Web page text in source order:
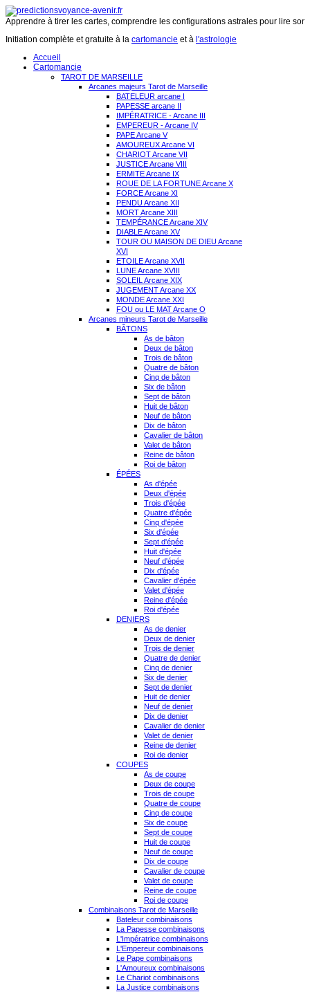
Apprendre à tirer les cartes, comprendre les configurations astrales pour lire
Initiation complète et gratuite à la cartomancie et à l'astrologie
Accueil
Cartomancie
TAROT DE MARSEILLE
Arcanes majeurs Tarot de Marseille
BATELEUR arcane I
PAPESSE arcane II
IMPÉRATRICE - Arcane III
EMPEREUR - Arcane IV
PAPE Arcane V
AMOUREUX Arcane VI
CHARIOT Arcane VII
JUSTICE Arcane VIII
ERMITE Arcane IX
ROUE DE LA FORTUNE Arcane X
FORCE Arcane XI
PENDU Arcane XII
MORT Arcane XIII
TEMPÉRANCE Arcane XIV
DIABLE Arcane XV
TOUR OU MAISON DE DIEU Arcane
XVI
ETOILE Arcane XVII
LUNE Arcane XVIII
SOLEIL Arcane XIX
JUGEMENT Arcane XX
MONDE Arcane XXI
FOU ou LE MAT Arcane O
Arcanes mineurs Tarot de Marseille
BÂTONS
As de bâton
Deux de bâton
Trois de bâton
Quatre de bâton
Cinq de bâton
Six de bâton
Sept de bâton
Huit de bâton
Neuf de bâton
Dix de bâton
Cavalier de bâton
Valet de bâton
Reine de bâton
Roi de bâton
ÉPÉES
As d'épée
Deux d'épée
Trois d'épée
Quatre d'épée
Cinq d'épée
Six d'épée
Sept d'épée
Huit d'épée
Neuf d'épée
Dix d'épée
Cavalier d'épée
Valet d'épée
Reine d'épée
Roi d'épée
DENIERS
As de denier
Deux de denier
Trois de denier
Quatre de denier
Cinq de denier
Six de denier
Sept de denier
Huit de denier
Neuf de denier
Dix de denier
Cavalier de denier
Valet de denier
Reine de denier
Roi de denier
COUPES
As de coupe
Deux de coupe
Trois de coupe
Quatre de coupe
Cinq de coupe
Six de coupe
Sept de coupe
Huit de coupe
Neuf de coupe
Dix de coupe
Cavalier de coupe
Valet de coupe
Reine de coupe
Roi de coupe
Combinaisons Tarot de Marseille
Bateleur combinaisons
La Papesse combinaisons
L'Impératrice combinaisons
L'Empereur combinaisons
Le Pape combinaisons
L'Amoureux combinaisons
Le Chariot combinaisons
La Justice combinaisons